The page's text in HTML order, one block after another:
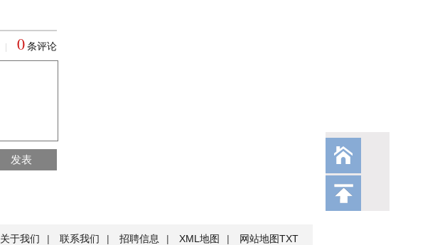
0条评论
发表
回到首页
关于我们 | 联系我们 | 招聘信息 | XML地图 | 网站地图TXT